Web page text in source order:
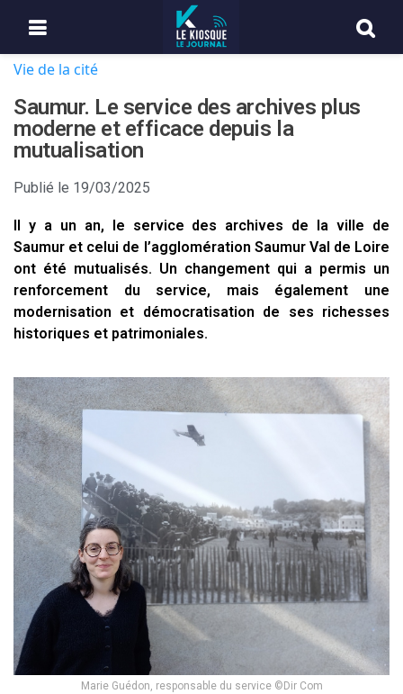
Vie de la cité
Saumur. Le service des archives plus
moderne et efficace depuis la
mutualisation
Publié le 19/03/2025
Il y a un an, le service des archives de la ville de
Saumur et celui de l’agglomération Saumur Val de Loire
ont été mutualisés. Un changement qui a permis un
renforcement du service, mais également une
modernisation et démocratisation de ses richesses
historiques et patrimoniales.
Marie Guédon, responsable du service ©Dir Com